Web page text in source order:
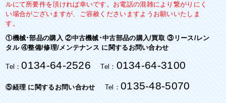
ルにて所要件を頂ければ幸いです。お電話の混雑により繋がりにく
い場合がございますが、ご容赦くださいますようお願いいたしま
す。
①機械･部品の購入 ②中古機械･中古部品の購入/買取 ③リース/レン
タル ④整備/修理/メンテナンス に関するお問い合わせ
Tel：0134-64-2526 Tel： 0134-64-3100
⑤経理 に関するお問い合わせ Tel： 0135-48-5070